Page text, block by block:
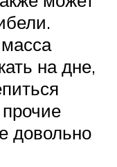
на дне,
довольно